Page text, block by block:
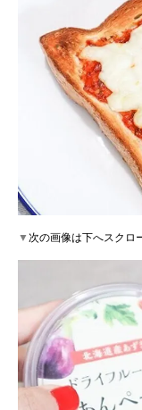
▼次の画像は下へスクロ